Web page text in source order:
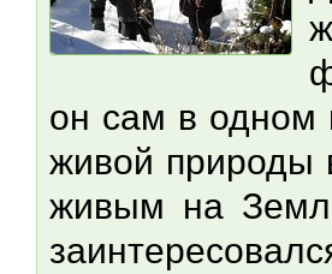
он сам в одном
живой природы
живым на